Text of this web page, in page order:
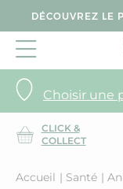
DÉCOUVREZ LE
Choisir une
CLICK &
COLLECT
Accueil Santé